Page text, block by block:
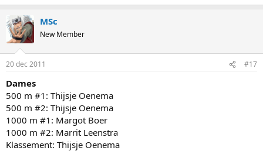
MSc
New Member
20 dec 2011 #17
Dames
500 m #1: Thijsje Oenema
500 m #2: Thijsje Oenema
1000 m #1: Margot Boer
1000 m #2: Marrit Leenstra
Klassement: Thijsje Oenema